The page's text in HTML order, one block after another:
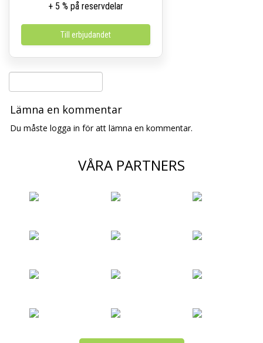
+ 5 % på reservdelar
Till erbjudandet
Lämna en kommentar
Du måste logga in för att lämna en kommentar.
VÅRA PARTNERS